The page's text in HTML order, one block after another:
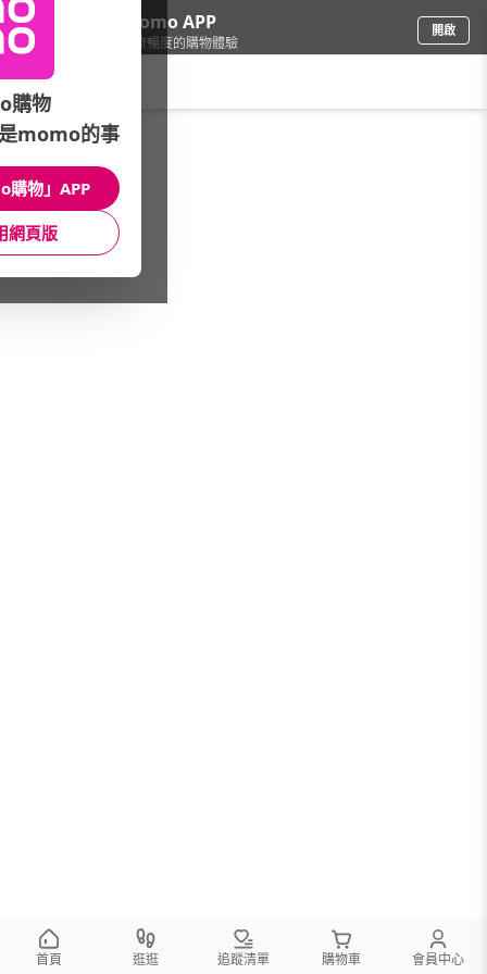
下載momo APP
給你3倍流暢度的購物體驗
開啟
車/機車/機車收納
館長推薦 月銷量
首頁 逛逛 追蹤清單 購物車 會員中心
購物
momo的事
購物」APP
網頁版